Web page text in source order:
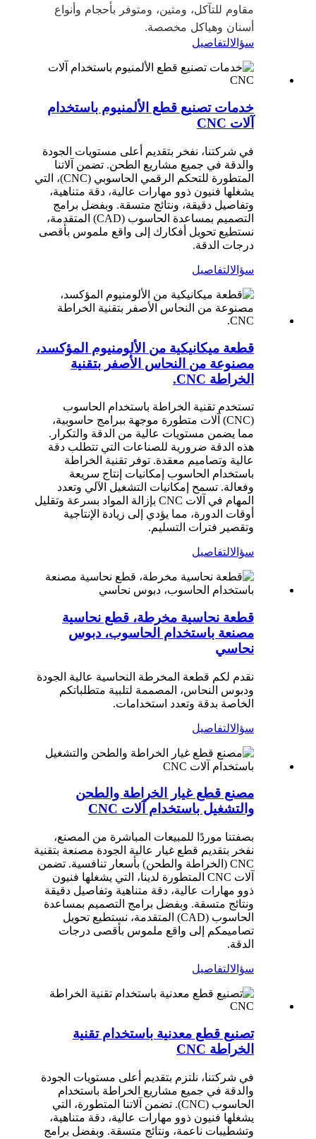
مقاوم للتآكل، ومتين، ومتوفر بأحجام وأنواع
أسنان وهياكل مخصصة.
سؤالالتفاصيل
خدمات تصنيع قطع الألمنيوم باستخدام
آلات CNC
في شركتنا، نفخر بتقديم أعلى مستويات الجودة
والدقة في جميع مشاريع الطحن. تضمن آلاتنا
المتطورة للتحكم الرقمي الحاسوبي (CNC)، التي
يشغلها فنيون ذوو مهارات عالية، دقة متناهية،
وتفاصيل دقيقة، ونتائج متسقة. وبفضل برامج
التصميم بمساعدة الحاسوب (CAD) المتقدمة،
نستطيع تحويل أفكارك إلى واقع ملموس بأقصى
درجات الدقة.
سؤالالتفاصيل
قطعة ميكانيكية من الألومنيوم المؤكسد،
مصنوعة من النحاس الأصفر بتقنية
الخراطة CNC.
تستخدم تقنية الخراطة باستخدام الحاسوب
(CNC) آلات متطورة موجهة ببرامج حاسوبية،
مما يضمن مستويات عالية من الدقة والتكرار.
هذه الدقة ضرورية للصناعات التي تتطلب دقة
عالية وتصاميم معقدة. توفر تقنية الخراطة
باستخدام الحاسوب إمكانيات إنتاج سريعة
وفعالة. تسمح إمكانيات التشغيل الآلي وتعدد
المهام في آلات CNC بإزالة المواد بسرعة وتقليل
أوقات الدورة، مما يؤدي إلى زيادة الإنتاجية
وتقصير فترات التسليم.
سؤالالتفاصيل
قطعة نحاسية مخرطة، قطع نحاسية
مصنعة باستخدام الحاسوب، دبوس
نحاسي
نقدم لكم قطعة المخرطة النحاسية عالية الجودة
ودبوس النحاس، المصممة لتلبية متطلباتكم
الخاصة بدقة وتعدد استخدامات.
سؤالالتفاصيل
مصنع قطع غيار الخراطة والطحن
والتشغيل باستخدام آلات CNC
بصفتنا موردًا للمبيعات المباشرة من المصنع،
نفخر بتقديم قطع غيار عالية الجودة مصنعة بتقنية
CNC (الخراطة والطحن) بأسعار تنافسية. تضمن
آلات CNC المتطورة لدينا، التي يشغلها فنيون
ذوو مهارات عالية، دقة متناهية وتفاصيل دقيقة
ونتائج متسقة. وبفضل برامج التصميم بمساعدة
الحاسوب (CAD) المتقدمة، نستطيع تحويل
تصاميمكم إلى واقع ملموس بأقصى درجات
الدقة.
سؤالالتفاصيل
تصنيع قطع معدنية باستخدام تقنية
الخراطة CNC
في شركتنا، نلتزم بتقديم أعلى مستويات الجودة
والدقة في جميع مشاريع الخراطة باستخدام
الحاسوب (CNC). تضمن آلاتنا المتطورة، التي
يشغلها فنيون ذوو مهارات عالية، دقة متناهية،
وتشطيبات ناعمة، ونتائج متسقة. وبفضل برامج